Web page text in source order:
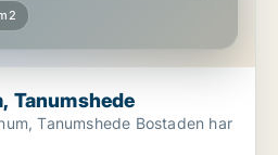
Tanumshede
Bostaden har